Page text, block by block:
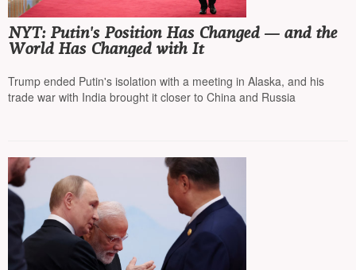
NYT: Putin's Position Has Changed — and the
World Has Changed with It
Trump ended Putin's isolation with a meeting in Alaska, and his
trade war with India brought it closer to China and Russia